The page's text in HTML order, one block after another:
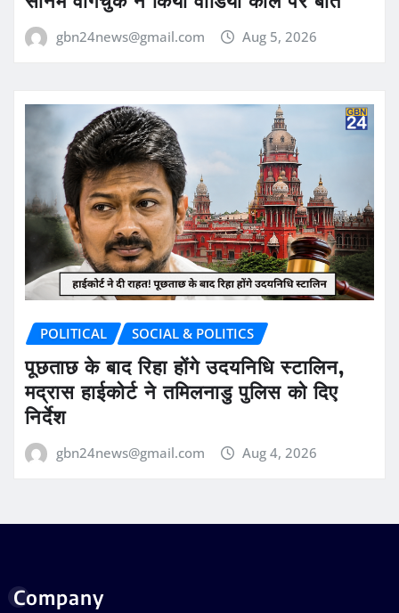
gbn24news@gmail.com Aug 5, 2026
POLITICAL SOCIAL & POLITICS
पूछताछ के बाद रिहा होंगे उदयनिधि स्टालिन,
मद्रास हाईकोर्ट ने तमिलनाडु पुलिस को दिए
निर्देश
gbn24news@gmail.com Aug 4, 2026
Company